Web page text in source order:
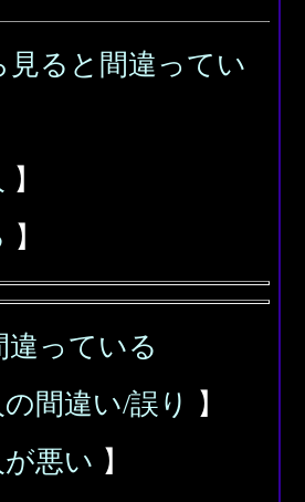
見ると間違ってい
】
】
違っている
間違い/誤り
】
悪い 】